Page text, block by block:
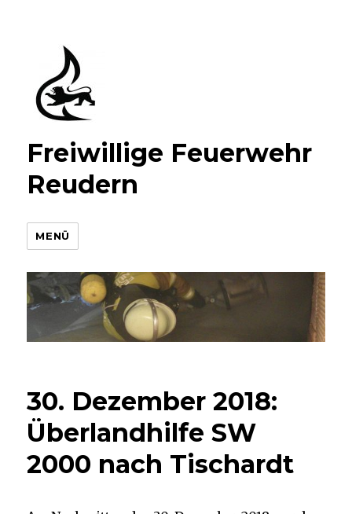
Freiwillige Feuerwehr
Reudern
MENÜ
30. Dezember 2018:
Überlandhilfe SW
2000 nach Tischardt